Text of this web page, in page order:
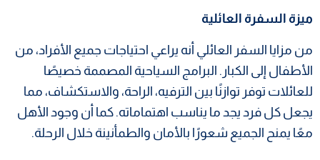
ميزة السفرة العائلية
من مزايا السفر العائلي أنه يراعي احتياجات جميع الأفراد، من
الأطفال إلى الكبار. البرامج السياحية المصممة خصيصًا
للعائلات توفر توازنًا بين الترفيه، الراحة، والاستكشاف، مما
يجعل كل فرد يجد ما يناسب اهتماماته. كما أن وجود الأهل
معًا يمنح الجميع شعورًا بالأمان والطمأنينة خلال الرحلة.